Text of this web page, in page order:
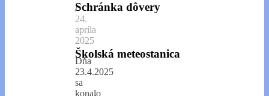
/
24.
apríla
2025
Dňa
23.4.2025
sa
konalo
Schránka dôvery
Školská meteostanica